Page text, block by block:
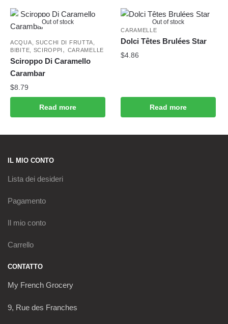
Out of stock
ACQUA, SUCCHI DI FRUTTA,
BIBITE, SCIROPPI , CARAMELLE
Sciroppo Di Caramello
Carambar
$8.79
Read more
Out of stock
CARAMELLE
Dolci Têtes Brulées Star
$4.86
Read more
IL MIO CONTO
Lista dei desideri
Pagamento
Il mio conto
Carrello
CONTATTO
My French Grocery
9, Rue des Franches